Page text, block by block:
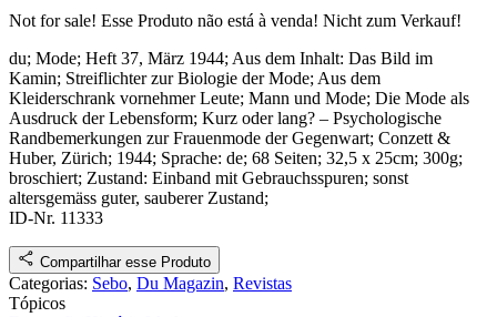
Not for sale! Esse Produto não está à venda! Nicht zum Verkauf!
du; Mode; Heft 37, März 1944; Aus dem Inhalt: Das Bild im
Kamin; Streiflichter zur Biologie der Mode; Aus dem
Kleiderschrank vornehmer Leute; Mann und Mode; Die Mode als
Ausdruck der Lebensform; Kurz oder lang? – Psychologische
Randbemerkungen zur Frauenmode der Gegenwart; Conzett &
Huber, Zürich; 1944; Sprache: de; 68 Seiten; 32,5 x 25cm; 300g;
broschiert; Zustand: Einband mit Gebrauchsspuren; sonst
altersgemäss guter, sauberer Zustand;
ID-Nr. 11333
Compartilhar esse Produto
Categorias: Sebo, Du Magazin, Revistas
Tópicos